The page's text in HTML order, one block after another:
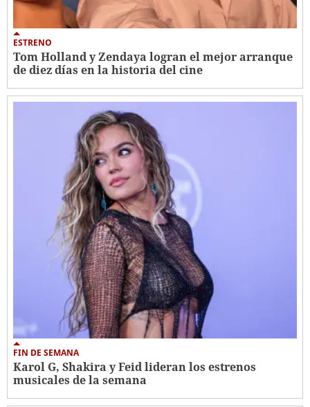
ESTRENO
Tom Holland y Zendaya logran el mejor arranque
de diez días en la historia del cine
FIN DE SEMANA
Karol G, Shakira y Feid lideran los estrenos
musicales de la semana